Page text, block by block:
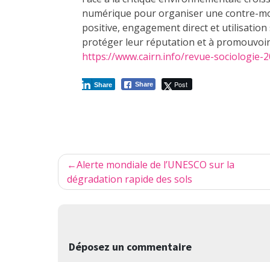
numérique pour organiser une contre-
positive, engagement direct et
protéger leur réputation et à
https://www.cairn.info/revue-sociologie-
Share Post
Share
Navigation
de
Alerte mondiale de l’UNESCO sur la
dégradation rapide des sols
Déposez un commentaire